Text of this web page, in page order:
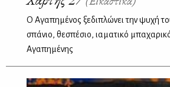
Ο Αγαπημένος ξεδιπλώνει την ψυχή
σπάνιο, θεσπέσιο, ιαματικό
Αγαπημένης